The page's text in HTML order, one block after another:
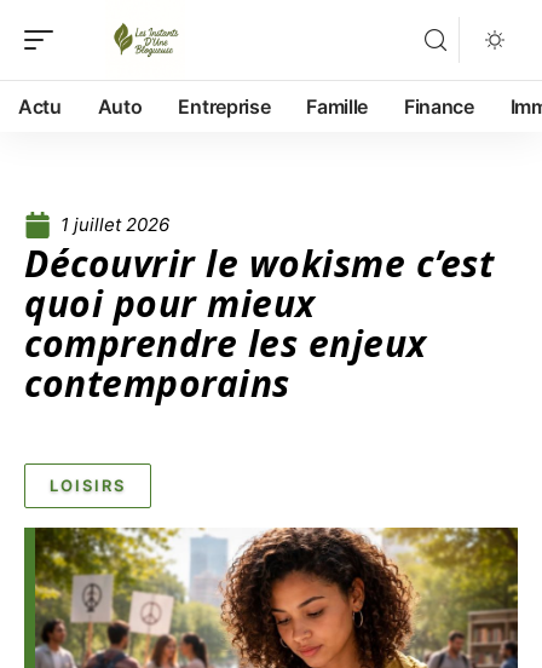
Actu Auto Entreprise Famille Finance
1 juillet 2026
Découvrir le wokisme c’est
quoi pour mieux
comprendre les enjeux
contemporains
LOISIRS